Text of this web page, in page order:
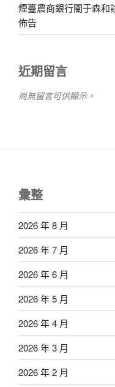
煙臺農商銀行關于森和
佈告
近期留言
尚無留言可供顯示。
彙整
2026 年 8 月
2026 年 7 月
2026 年 6 月
2026 年 5 月
2026 年 4 月
2026 年 3 月
2026 年 2 月